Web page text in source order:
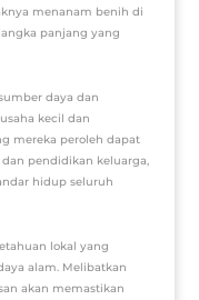
menanam benih di
panjang yang
daya dan
kecil dan
mereka peroleh dapat
pendidikan keluarga,
hidup seluruh
lokal yang
alam. Melibatkan
akan memastikan